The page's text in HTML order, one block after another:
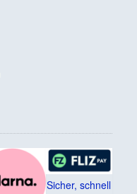
Sicher, schnell